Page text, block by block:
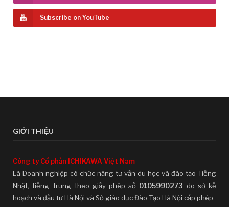
Subscribe on YouTube
GIỚI THIỆU
Công ty Cổ phần ICHIKAWA Việt Nam
Là Doanh nghiệp có chức năng tư vấn du học và đào tạo Tiếng
Nhật, tiếng Trung theo giấy phép số 0105990273 do sở kế
hoạch và đầu tư Hà Nội và Sở giáo dục Đào Tạo Hà Nội cấp phép.